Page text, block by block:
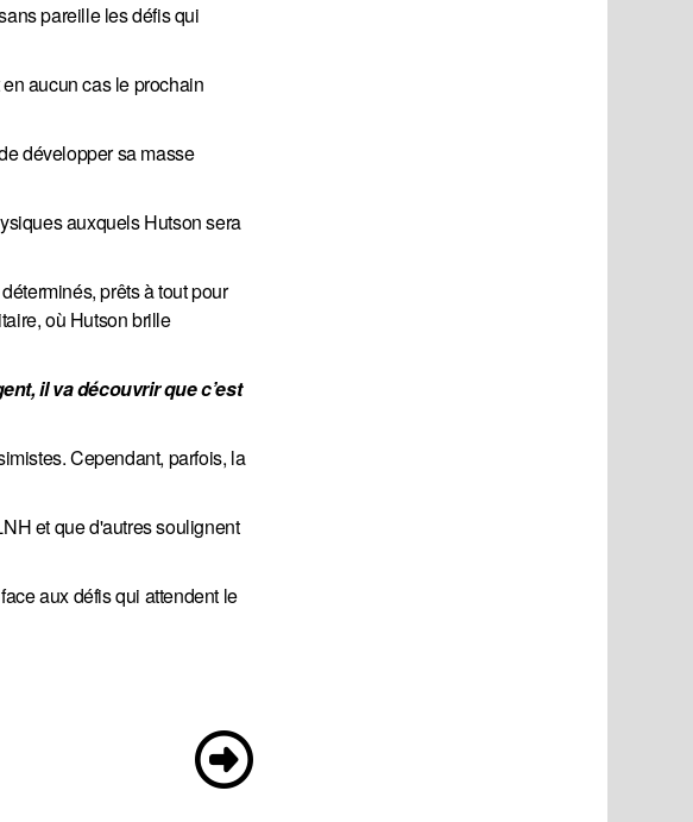
pareille les défis qui
aucun cas le prochain
développer sa masse
auxquels Hutson sera
prêts à tout pour
où Hutson brille
il va découvrir que c’est
Cependant, parfois, la
et que d'autres soulignent
aux défis qui attendent le